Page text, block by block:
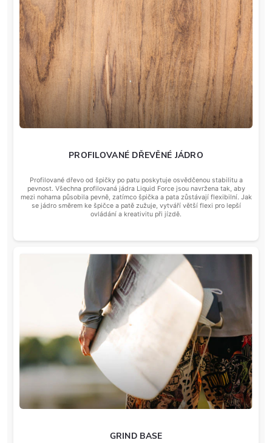
PROFILOVANÉ DŘEVĚNÉ JÁDRO
Profilované dřevo od špičky po patu poskytuje osvědčenou stabilitu a
pevnost. Všechna profilovaná jádra Liquid Force jsou navržena tak, aby
mezi nohama působila pevně, zatímco špička a pata zůstávají flexibilní. Jak
se jádro směrem ke špičce a patě zužuje, vytváří větší flexi pro lepší
ovládání a kreativitu při jízdě.
GRIND BASE